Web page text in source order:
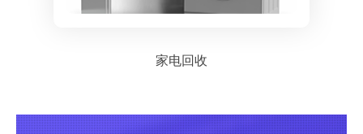
家电回收